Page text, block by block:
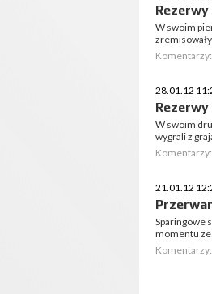
W swoim
Komentarzy:
28.01.12
W swoim
wygrali z
Komentarzy:
21.01.12
Sparingowe
momentu
Komentarzy: